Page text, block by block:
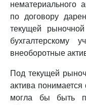
нематериального
по договору
текущей
бухгалтерскому
внеоборотные
Под текущей
актива
могла бы быть